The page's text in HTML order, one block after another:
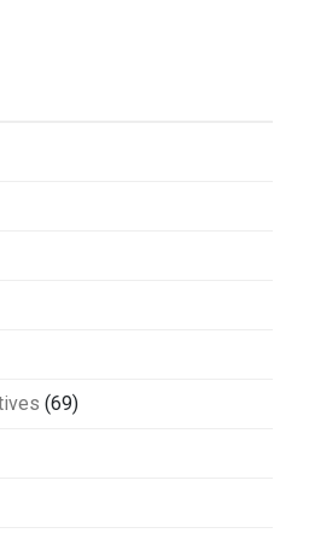
(69)